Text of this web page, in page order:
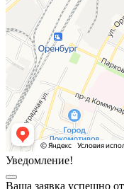
Уведомление!
Ваша заявка успешно